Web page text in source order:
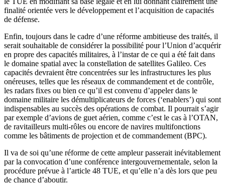
finalité orientée vers le développement et l’acquisition de capacités
de défense.
Enfin, toujours dans le cadre d’une réforme ambitieuse des traités, il
serait souhaitable de considérer la possibilité pour l’Union d’acquérir
en propre des capacités militaires, à l’instar de ce qui a été fait dans
le domaine spatial avec la constellation de satellites Galileo. Ces
capacités devraient être concentrées sur les infrastructures les plus
onéreuses, telles que les réseaux de commandement et de contrôle,
les radars fixes ou bien ce qu’il est convenu d’appeler dans le
domaine militaire les démultiplicateurs de forces (‘enablers’) qui sont
indispensables au succès des opérations de combat. Il pourrait s’agir
par exemple d’avions de guet aérien, comme c’est le cas à l’OTAN,
de ravitailleurs multi-rôles ou encore de navires multifonctions
comme les bâtiments de projection et de commandement (BPC).
Il va de soi qu’une réforme de cette ampleur passerait inévitablement
par la convocation d’une conférence intergouvernementale, selon la
procédure prévue à l’article 48 TUE, et qu’elle n’a dès lors que peu
de chance d’aboutir.